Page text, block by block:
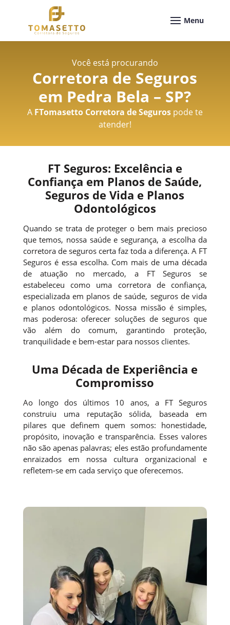
Você está procurando
Corretora de Seguros
em Pedra Bela – SP?
A FTomasetto Corretora de Segurospode te
atender!
FT Seguros: Excelência e
Confiança em Planos de Saúde,
Seguros de Vida e Planos
Odontológicos
Quando se trata de proteger o bem mais precioso
que temos, nossa saúde e segurança, a escolha da
corretora de seguros certa faz toda a diferença. A FT
Seguros é essa escolha. Com mais de uma década
de atuação no mercado, a FT Seguros se
estabeleceu como uma corretora de confiança,
especializada em planos de saúde, seguros de vida
e planos odontológicos. Nossa missão é simples,
mas poderosa: oferecer soluções de seguros que
vão além do comum, garantindo proteção,
tranquilidade e bem-estar para nossos clientes.
Uma Década de Experiência e
Compromisso
Ao longo dos últimos 10 anos, a FT Seguros
construiu uma reputação sólida, baseada em
pilares que definem quem somos: honestidade,
propósito, inovação e transparência. Esses valores
não são apenas palavras; eles estão profundamente
enraizados em nossa cultura organizacional e
refletem-se em cada serviço que oferecemos.